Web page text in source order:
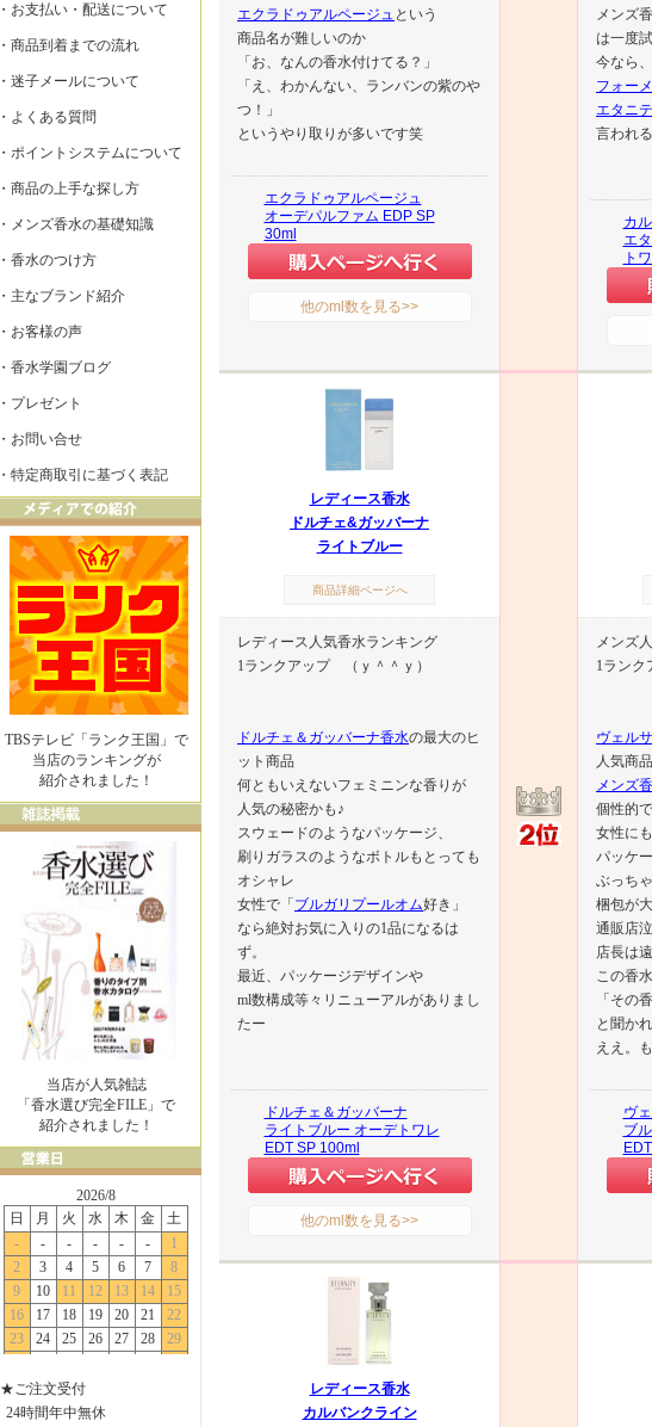
エクラドゥアルページュ という
商品名が難しいのか
「お、なんの香水付けてる？」
「え、わかんない、ランバンの紫のや
つ！」
というやり取りが多いです笑
エクラドゥアルページュ
オーデパルファム EDP SP
30ml
他のml数を見る>>
メンズ
は一度
今なら
フォー
エタニ
言われ
カ
エ
ト
レディース香水
ドルチェ&ガッバーナ
ライトブルー
商品詳細ページへ
レディース人気香水ランキング
1ランクアップ （ｙ＾＾ｙ）
ドルチェ＆ガッバーナ香水の最大のヒ
ット商品
何ともいえないフェミニンな香りが
人気の秘密かも♪
スウェードのようなパッケージ、
刷りガラスのようなボトルもとっても
オシャレ
女性で「 ブルガリプールオム好き」
なら絶対お気に入りの1品になるは
ず。
最近、パッケージデザインや
ml数構成等々リニューアルがありまし
たー
ドルチェ＆ガッバーナ
ライトブルー オーデトワレ
EDT SP 100ml
他のml数を見る>>
メンズ
1ランク
ヴェル
人気商
メンズ
個性的
女性に
パッケ
ぶっち
梱包が
通販店
店長は
この香
「その
と聞か
ええ。
ヴ
ブ
レディース香水
カルバンクライン
・ お支払い・配送について
・ 商品到着までの流れ
・ 迷子メールについて
・ よくある質問
・ ポイントシステムについて
・ 商品の上手な探し方
・ メンズ香水の基礎知識
・ 香水のつけ方
・ 主なブランド紹介
・ お客様の声
・ 香水学園ブログ
・ プレゼント
・ お問い合せ
・ 特定商取引に基づく表記
TBSテレビ「ランク王国」で
当店のランキングが
紹介されました！
当店が人気雑誌
「香水選び完全FILE」で
紹介されました！
★ご注文受付
24時間年中無休